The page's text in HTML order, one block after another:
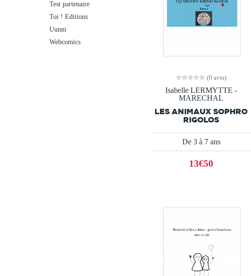
Test partenaire
Toi ! Editions
Uunni
Webcomics
(0 avis)
Isabelle LERMYTTE -
MARECHAL
LES ANIMAUX SOPHRO
RIGOLOS
De 3 à 7 ans
13€50